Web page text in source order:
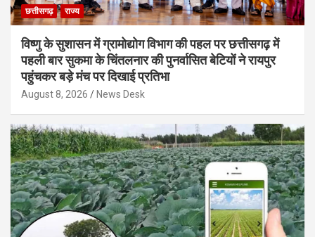
छत्तीसगढ़ राज्य
विष्णु के सुशासन में ग्रामोद्योग विभाग की पहल पर छत्तीसगढ़ में
पहली बार सुकमा के चिंतलनार की पुनर्वासित बेटियों ने रायपुर
पहुंचकर बड़े मंच पर दिखाई प्रतिभा
August 8, 2026 News Desk